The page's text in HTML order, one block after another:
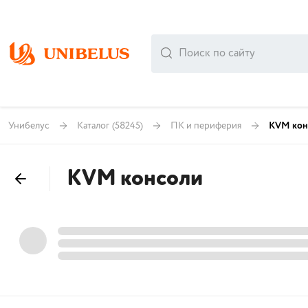
Унибелус Каталог (58245) ПК и периферия KVM
KVM консоли